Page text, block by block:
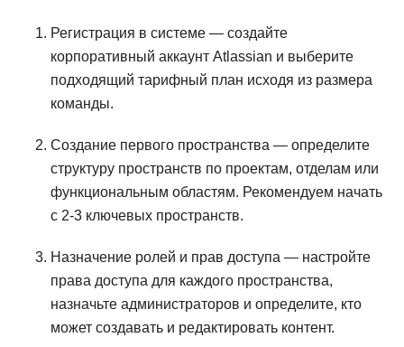
Регистрация в системе — создайте
корпоративный аккаунт Atlassian и выберите
подходящий тарифный план исходя из размера
команды.
Создание первого пространства — определите
структуру пространств по проектам, отделам или
функциональным областям. Рекомендуем начать
с 2-3 ключевых пространств.
Назначение ролей и прав доступа — настройте
права доступа для каждого пространства,
назначьте администраторов и определите, кто
может создавать и редактировать контент.